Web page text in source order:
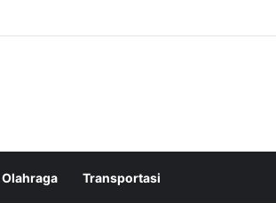
Memimpin Tim di Musim Depan
Olahraga Transportasi